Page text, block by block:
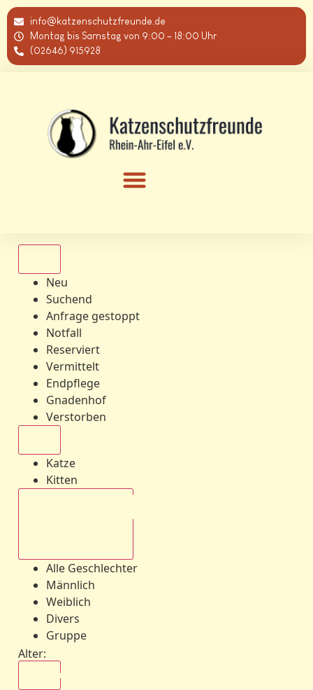
info@katzenschutzfreunde.de
Montag bis Samstag von 9:00 – 18:00 Uhr
(02646) 915928
Neu
Suchend
Anfrage gestoppt
Notfall
Reserviert
Vermittelt
Endpflege
Gnadenhof
Verstorben
Katze
Kitten
Alle Geschlechter
Männlich
Weiblich
Divers
Gruppe
Alter: